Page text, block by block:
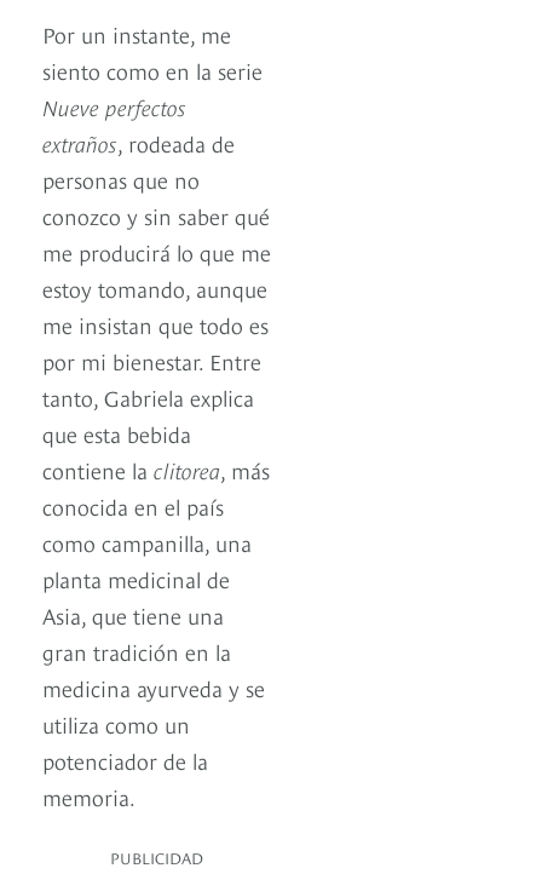
Por un instante, me
siento como en la serie
Nueve perfectos
extraños , rodeada de
personas que no
conozco y sin saber qué
me producirá lo que me
estoy tomando, aunque
me insistan que todo es
por mi bienestar. Entre
tanto, Gabriela explica
que esta bebida
contiene la clitorea , más
conocida en el país
como campanilla, una
planta medicinal de
Asia, que tiene una
gran tradición en la
medicina ayurveda y se
utiliza como un
potenciador de la
memoria.
PUBLICIDAD